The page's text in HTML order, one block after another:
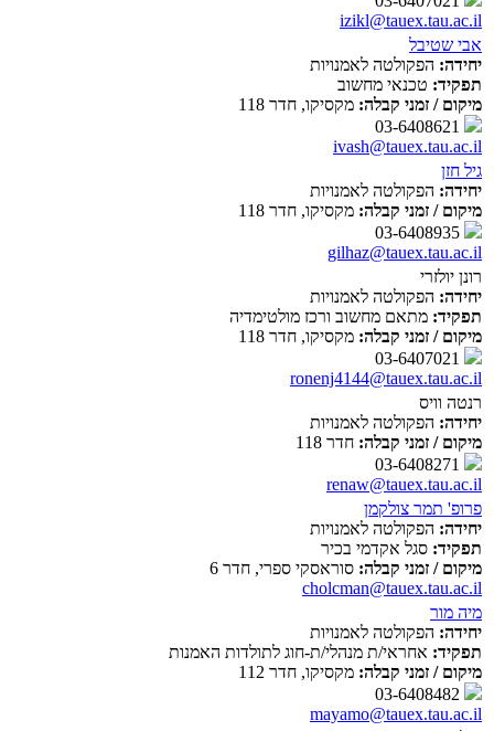
izikl@tauex.tau.ac.il
אבי שטיבל
יחידה: הפקולטה לאמנויות
תפקיד: טכנאי מחשוב
מיקום / זמני קבלה: מקסיקו, חדר 118
ivash@tauex.tau.ac.il
גיל חזן
יחידה: הפקולטה לאמנויות
מיקום / זמני קבלה: מקסיקו, חדר 118
gilhaz@tauex.tau.ac.il
רונן יולזרי
יחידה: הפקולטה לאמנויות
תפקיד: מתאם מחשוב ורכז מולטימדיה
מיקום / זמני קבלה: מקסיקו, חדר 118
ronenj4144@tauex.tau.ac.il
רנטה וויס
יחידה: הפקולטה לאמנויות
מיקום / זמני קבלה: חדר 118
renaw@tauex.tau.ac.il
פרופ' תמר צולקמן
יחידה: הפקולטה לאמנויות
תפקיד: סגל אקדמי בכיר
מיקום / זמני קבלה: סוראסקי ספרי, חדר 6
cholcman@tauex.tau.ac.il
מיה מור
יחידה: הפקולטה לאמנויות
תפקיד: אחראי/ת מנהלי/ת-חוג לתולדות האמנות
מיקום / זמני קבלה: מקסיקו, חדר 112
mayamo@tauex.tau.ac.il